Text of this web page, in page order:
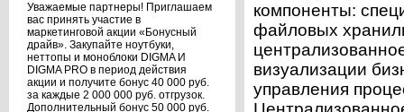
Уважаемые партнеры! Приглашаем
вас принять участие в
маркетинговой акции «Бонусный
драйв». Закупайте ноутбуки,
неттопы и моноблоки DIGMA И
DIGMA PRO в период действия
акции и получите бонус 40 000 руб.
за каждые 2 000 000 руб. отгрузок.
Дополнительный бонус 50 000 руб.
компоненты:
файловых
визуализации
управления